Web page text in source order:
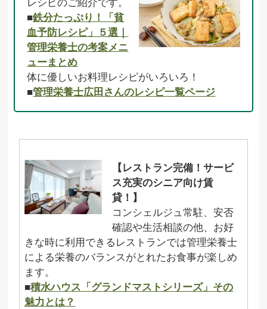
■鉄分たっぷり！「貧
血予防レシピ」５選｜
管理栄養士の考案メニ
ューまとめ
体に優しいお料理レシピがいろいろ！
■管理栄養士広田さんのレシピ一覧ページ
【レストラン完備！サービ
ス充実のシニア向け賃
貸！】
コンシェルジュ常駐、安否
確認や生活相談の他、お好
きな時に利用できるレストランでは管理栄養士
による栄養のバランスがとれたお食事が楽しめ
ます。
■積水ハウス「グランドマストシリーズ」その
魅力とは？